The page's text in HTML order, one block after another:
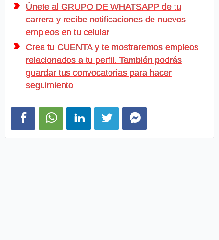
Únete al GRUPO DE WHATSAPP de tu
carrera y recibe notificaciones de nuevos
empleos en tu celular
Crea tu CUENTA y te mostraremos empleos
relacionados a tu perfil. También podrás
guardar tus convocatorias para hacer
seguimiento